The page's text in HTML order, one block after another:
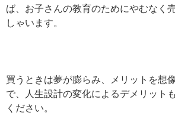
ば、お子さんの教育のためにやむなく
しゃいます。
買うときは夢が膨らみ、メリットを想
で、人生設計の変化によるデメリット
ください。